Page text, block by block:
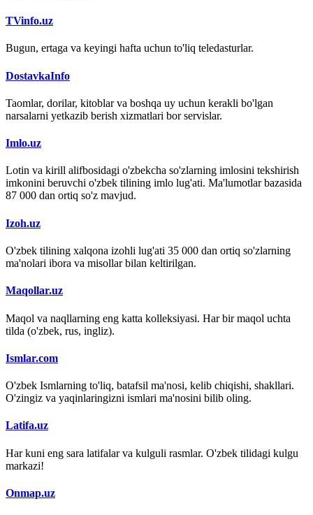
TVinfo.uz
Bugun, ertaga va keyingi hafta uchun to'liq teledasturlar.
DostavkaInfo
Taomlar, dorilar, kitoblar va boshqa uy uchun kerakli bo'lgan
narsalarni yetkazib berish xizmatlari bor servislar.
Imlo.uz
Lotin va kirill alifbosidagi o'zbekcha so'zlarning imlosini tekshirish
imkonini beruvchi o'zbek tilining imlo lug'ati. Ma'lumotlar bazasida
87 000 dan ortiq so'z mavjud.
Izoh.uz
O'zbek tilining xalqona izohli lug'ati 35 000 dan ortiq so'zlarning
ma'nolari ibora va misollar bilan keltirilgan.
Maqollar.uz
Maqol va naqllarning eng katta kolleksiyasi. Har bir maqol uchta
tilda (o'zbek, rus, ingliz).
Ismlar.com
O'zbek Ismlarning to'liq, batafsil ma'nosi, kelib chiqishi, shakllari.
O'zingiz va yaqinlaringizni ismlari ma'nosini bilib oling.
Latifa.uz
Har kuni eng sara latifalar va kulguli rasmlar. O'zbek tilidagi kulgu
markazi!
Onmap.uz